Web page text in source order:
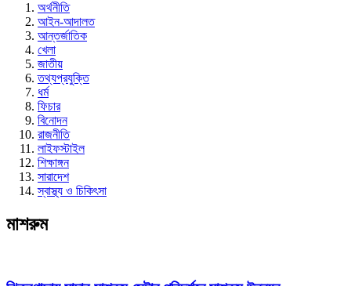
অর্থনীতি
আইন-আদালত
আন্তর্জাতিক
খেলা
জাতীয়
তথ্যপ্রযুক্তি
ধর্ম
ফিচার
বিনোদন
রাজনীতি
লাইফস্টাইল
শিক্ষাঙ্গন
সারাদেশ
স্বাস্থ্য ও চিকিৎসা
মাশরুম